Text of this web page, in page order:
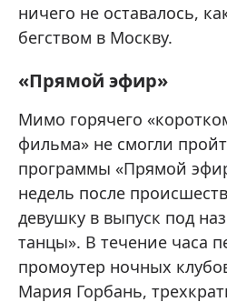
ничего не оставалось,
бегством в Москву.
«Прямой эфир»
Мимо горячего
фильма» не смогли
программы «Прямой
недель после
девушку в выпуск под
танцы». В течение часа
промоутер ночных
Мария Горбань,